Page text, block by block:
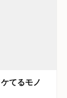
てるモノ